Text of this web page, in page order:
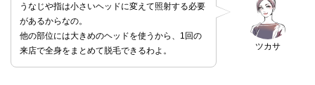
ツカサ
うなじや指は小さいヘッドに変えて照射する必要
があるからなの。
他の部位には大きめのヘッドを使うから、1回の
来店で全身をまとめて脱毛できるわよ。